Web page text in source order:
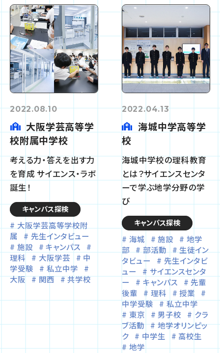
2022.08.10
大阪学芸高等学
校附属中学校
考える力・答えを出す力
を育成 サイエンス・ラボ
誕生！
キャンパス探検
大阪学芸高等学校附
属
先生インタビュー
施設
キャンパス
理科
大阪学芸
中
学受験
私立中学
大阪
関西 共学校
2022.04.13
海城中学高等学
校
海城中学校の理科教育
とは？サイエンスセンタ
ーで学ぶ地学分野の学
び
キャンパス探検
海城 施設
地学
部
部活動
生徒イン
タビュー
先生インタビ
ュー
サイエンスセンタ
ー
キャンパス
先輩
後輩
理科
授業
中学受験
私立中学
東京
男子校
クラ
ブ活動
地学オリンピッ
ク
中学生
高校生
地学